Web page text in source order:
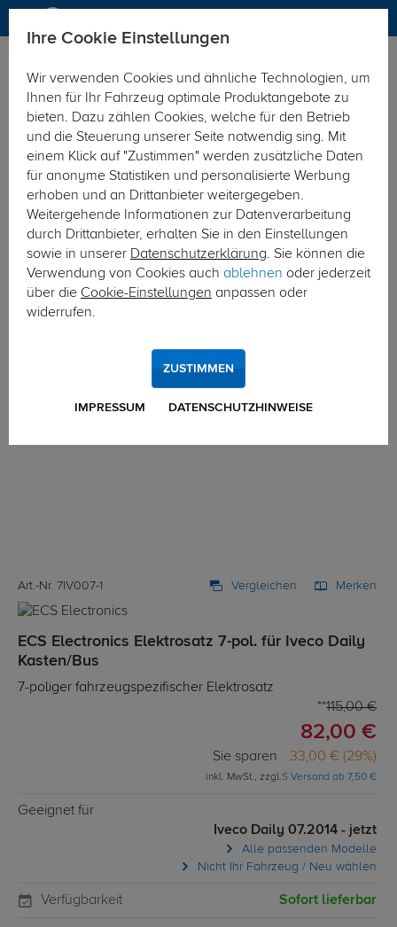
Hier geht's zur Fahrzeugübersicht: Iveco Daily
Art.-Nr. 7IV007-1 Vergleichen Merken
ECS Electronics Elektrosatz 7-pol. für Iveco Daily
Kasten/Bus
7-poliger fahrzeugspezifischer Elektrosatz
115,00 €
82,00 €
Sie sparen 33,00 € (29%)
inkl. MwSt., zzgl.S Versand ab 7,50 €
Geeignet für
Iveco Daily 07.2014 - jetzt
Alle passenden Modelle
Nicht Ihr Fahrzeug / Neu wählen
Verfügbarkeit Sofort lieferbar
Ihre Cookie Einstellungen
Wir verwenden Cookies und ähnliche Technologien, um
Ihnen für Ihr Fahrzeug optimale Produktangebote zu
bieten. Dazu zählen Cookies, welche für den Betrieb
und die Steuerung unserer Seite notwendig sing. Mit
einem Klick auf "Zustimmen" werden zusätzliche Daten
für anonyme Statistiken und personalisierte Werbung
erhoben und an Drittanbieter weitergegeben.
Weitergehende Informationen zur Datenverarbeitung
durch Drittanbieter, erhalten Sie in den Einstellungen
sowie in unserer Datenschutzerklärung. Sie können die
Verwendung von Cookies auch ablehnen oder jederzeit
über die Cookie-Einstellungen anpassen oder
widerrufen.
IMPRESSUM DATENSCHUTZHINWEISE
ZUSTIMMEN